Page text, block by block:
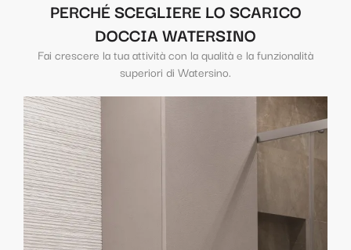
PERCHÉ SCEGLIERE LO SCARICO
DOCCIA WATERSINO
Fai crescere la tua attività con la qualità e la funzionalità
superiori di Watersino.